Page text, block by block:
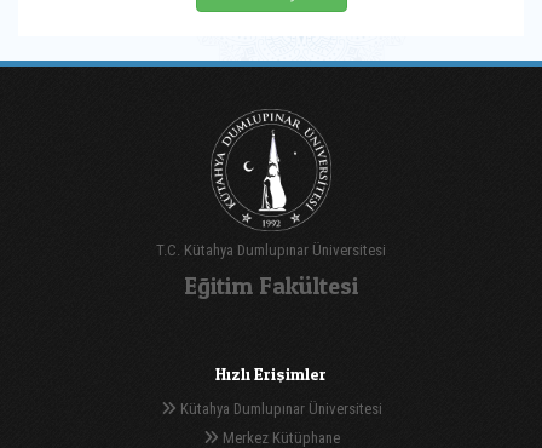
T.C. Kütahya Dumlupınar Üniversitesi
Eğitim Fakültesi
Hızlı Erişimler
Kütahya Dumlupınar Üniversitesi
Merkez Kütüphane